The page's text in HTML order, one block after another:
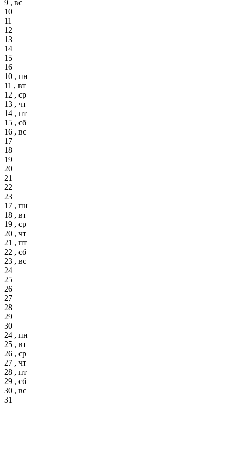
9 , вс
10
11
12
13
14
15
16
10 , пн
11 , вт
12 , ср
13 , чт
14 , пт
15 , сб
16 , вс
17
18
19
20
21
22
23
17 , пн
18 , вт
19 , ср
20 , чт
21 , пт
22 , сб
23 , вс
24
25
26
27
28
29
30
24 , пн
25 , вт
26 , ср
27 , чт
28 , пт
29 , сб
30 , вс
31